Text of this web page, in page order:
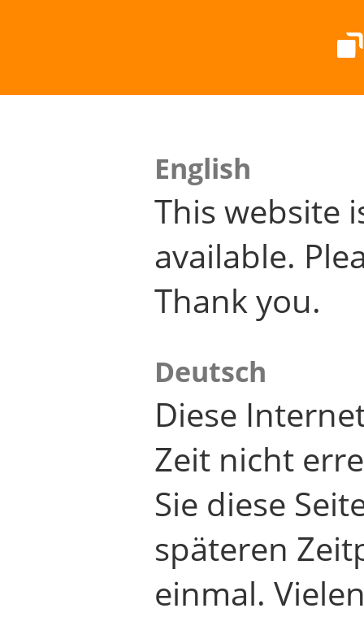
English
This website
available.
Thank you.
Deutsch
Diese
Zeit nicht
Sie diese
späteren
einmal.